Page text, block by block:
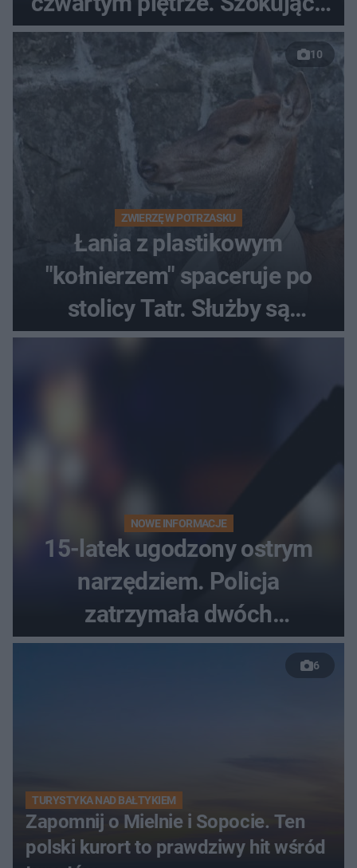
nagranie trafiło do sieci
10
ZWIERZĘ W POTRZASKU
Łania z plastikowym
"kołnierzem" spaceruje po
stolicy Tatr. Służby są
bezradne
NOWE INFORMACJE
15-latek ugodzony ostrym
narzędziem. Policja
zatrzymała dwóch
nastolatków
6
TURYSTYKA NAD BAŁTYKIEM
Zapomnij o Mielnie i Sopocie. Ten
polski kurort to prawdziwy hit wśród